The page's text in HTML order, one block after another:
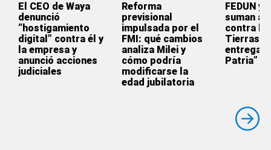
El CEO de Waya
denunció
“hostigamiento
digital” contra él y
la empresa y
anunció acciones
judiciales
Reforma
previsional
impulsada por el
FMI: qué cambios
analiza Milei y
cómo podría
modificarse la
edad jubilatoria
FEDUN y
suman a
contra la
Tierras:
entrega
Patria”